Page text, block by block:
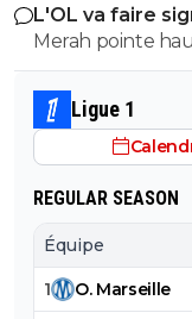
L'OL va faire
Merah pointe
mais pouvant
Merah et/ou
Ligue 1
REGULAR SEASON
Équipe
1 O. Marseille